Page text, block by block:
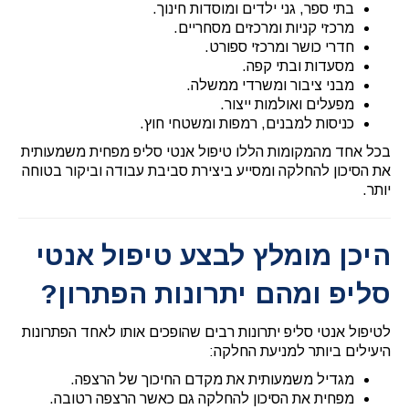
בתי ספר, גני ילדים ומוסדות חינוך.
מרכזי קניות ומרכזים מסחריים.
חדרי כושר ומרכזי ספורט.
מסעדות ובתי קפה.
מבני ציבור ומשרדי ממשלה.
מפעלים ואולמות ייצור.
כניסות למבנים, רמפות ומשטחי חוץ.
בכל אחד מהמקומות הללו טיפול אנטי סליפ מפחית משמעותית
את הסיכון להחלקה ומסייע ביצירת סביבת עבודה וביקור בטוחה
יותר.
היכן מומלץ לבצע טיפול אנטי
סליפ ומהם יתרונות הפתרון?
לטיפול אנטי סליפ יתרונות רבים שהופכים אותו לאחד הפתרונות
היעילים ביותר למניעת החלקה:
מגדיל משמעותית את מקדם החיכוך של הרצפה.
מפחית את הסיכון להחלקה גם כאשר הרצפה רטובה.